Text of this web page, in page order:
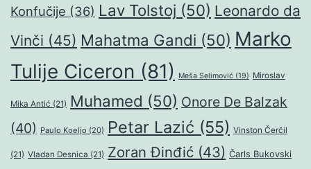
Konfučije (36) Lav Tolstoj (50) Leonardo da
Vinči (45) Mahatma Gandi (50) Marko
Tulije Ciceron (81) Meša Selimović (19) Miroslav
Mika Antić (21) Muhamed (50) Onore De Balzak
(40) Paulo Koeljo (20) Petar Lazić (55) Vinston Čerčil
(21) Vladan Desnica (21) Zoran Đinđić (43) Čarls Bukovski